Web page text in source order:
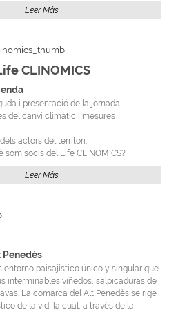
Leer Más
CLINOMICS
i presentació de la jornada.
del canvi climàtic i mesures
actors del territori.
som socis del Life CLINOMICS?
Leer Más
Penedès
entorno paisajístico único y singular que
interminables viñedos, salpicaduras de
La comarca del Alt Penedès se rige
de la vid, la cual, a través de la